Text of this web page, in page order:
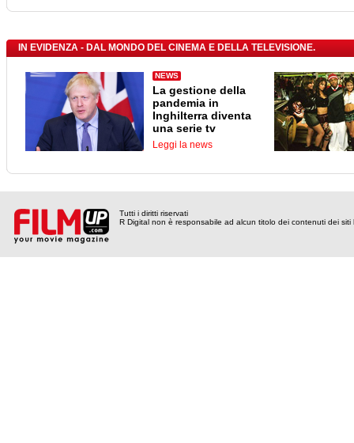
IN EVIDENZA - DAL MONDO DEL CINEMA E DELLA TELEVISIONE.
NEWS
La gestione della
pandemia in
Inghilterra diventa
una serie tv
Leggi la news
Tutti i diritti riservati
R Digital non è responsabile ad alcun titolo dei contenuti dei siti